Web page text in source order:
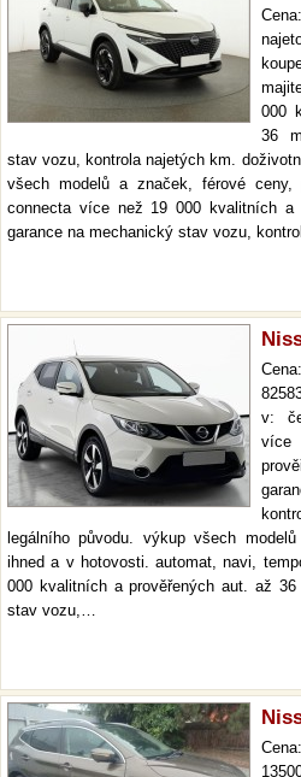
000
36
stav vozu, kontrola najetých km.
všech modelů a značek, férové
connecta více než 19 000 kvalitních
garance na mechanický stav vozu,
v:
legálního původu. výkup všech
ihned a v hotovosti. automat, navi,
000 kvalitních a prověřených aut. až
stav vozu,…